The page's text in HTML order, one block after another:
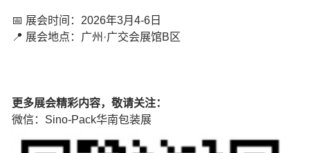
📅 展会时间：2026年3月4-6日
📍 展会地点：广州·广交会展馆B区
更多展会精彩内容，敬请关注：
微信：Sino-Pack华南包装展